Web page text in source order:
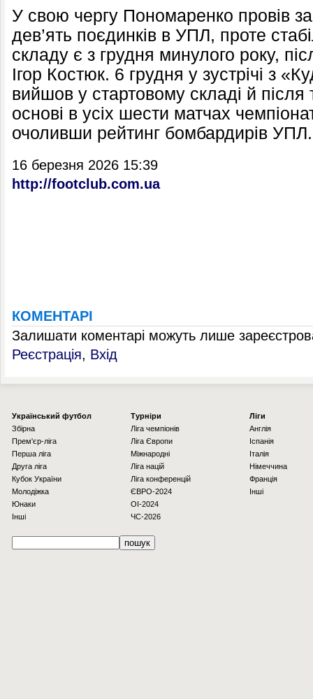
У свою чергу Пономаренко провів
дев’ять поєдинків в УПЛ, проте
складу є з грудня минулого року,
Ігор Костюк. 6 грудня у зустрічі з
вийшов у стартовому складі й після
основі в усіх шести матчах
очоливши рейтинг бомбардирів
16 березня 2026 15:39
http://footclub.com.ua
КОМЕНТАРІ
Залишати коментарі можуть лише
Реєстрація, Вхід
Українcький футбол
Збірна
Прем'єр-ліга
Перша ліга
Друга ліга
Кубок України
Молодіжка
Юнаки
Інші
Турніри
Ліга чемпіонів
Ліга Європи
Міжнародні
Ліга націй
Ліга конференцій
ЄВРО-2024
OI-2024
ЧС-2026
Ліги
Англія
Іспанія
Італія
Німеччина
Франція
Інші